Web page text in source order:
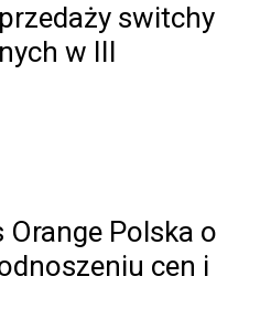
switchy
w III
Orange Polska o
cen i